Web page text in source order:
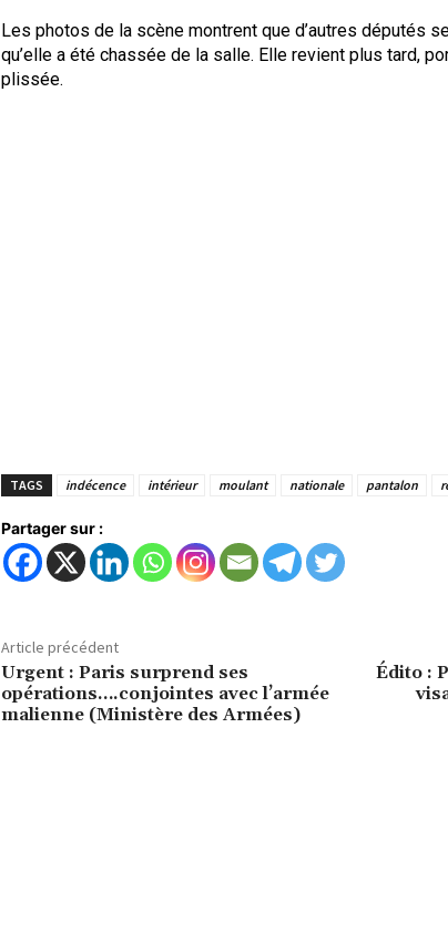
Les photos de la scène montrent que d’autres députés
qu’elle a été chassée de la salle. Elle revient plus tard,
plissée.
TAGS indécence intérieur moulant nationale pantalon
Partager sur :
Article précédent
Urgent : Paris surprend ses
opérations….conjointes avec l’armée
malienne (Ministère des Armées)
Édito :